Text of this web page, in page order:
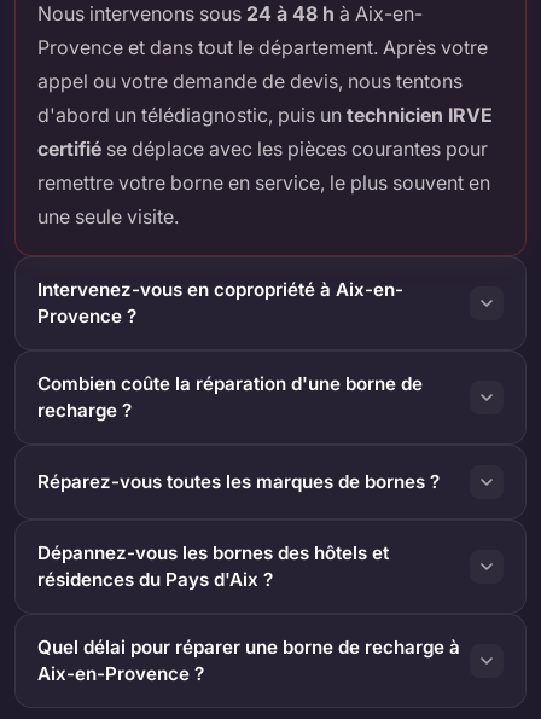
Nous intervenons sous 24 à 48 h à Aix-en-
Provence et dans tout le département. Après votre
appel ou votre demande de devis, nous tentons
d'abord un télédiagnostic, puis untechnicien IRVE
certifié se déplace avec les pièces courantes pour
remettre votre borne en service, le plus souvent en
une seule visite.
Intervenez-vous en copropriété à Aix-en-
Provence ?
Combien coûte la réparation d'une borne de
recharge ?
Réparez-vous toutes les marques de bornes ?
Dépannez-vous les bornes des hôtels et
résidences du Pays d'Aix ?
Quel délai pour réparer une borne de recharge à
Aix-en-Provence ?